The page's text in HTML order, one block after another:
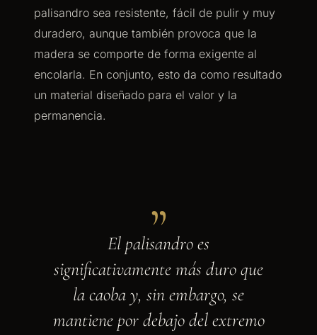
palisandro sea resistente, fácil de pulir y muy
duradero, aunque también provoca que la
madera se comporte de forma exigente al
encolarla. En conjunto, esto da como resultado
un material diseñado para el valor y la
permanencia.
„
El palisandro es
significativamente más duro que
la caoba y, sin embargo, se
mantiene por debajo del extremo